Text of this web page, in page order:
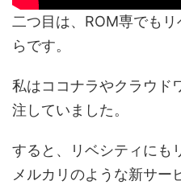
二つ目は、ROM専でも
らです。
私はココナラやクラウド
注していました。
すると、リベシティにも
メルカリのような新サー